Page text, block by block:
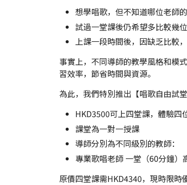
想學唱歌，但不知道哪位老師
試過一堂課後仍希望多比較幾
上課一段時間後，因缺乏比較
事實上，不同導師的教學風格和模
習效率，節省時間與資源。
為此，我們特別推出【唱歌自由試堂
HKD3500可上四堂課，體驗四
課堂為一對一授課
導師分別為不同級別的教師：
專業歌唱老師 一堂（60分鐘）
原價四堂課需HKD4340，現時限時